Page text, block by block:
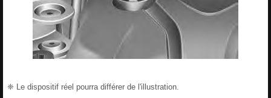
❈ Le dispositif réel pourra différer de l'illustration.